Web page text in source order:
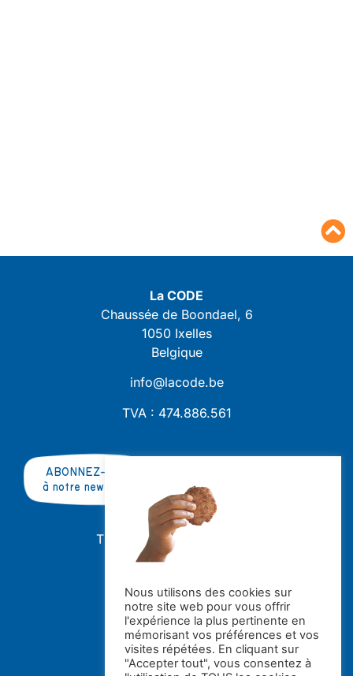
La CODE
Chaussée de Boondael, 6
1050 Ixelles
Belgique
info@lacode.be
TVA : 474.886.561
ABONNEZ-VOUS
à notre newsletter
TRAVAILLER AVEC NOUS ?
STAGES
Avec le soutien de la
Nous utilisons des cookies sur
notre site web pour vous offrir
l'expérience la plus pertinente en
mémorisant vos préférences et vos
visites répétées. En cliquant sur
"Accepter tout", vous consentez à